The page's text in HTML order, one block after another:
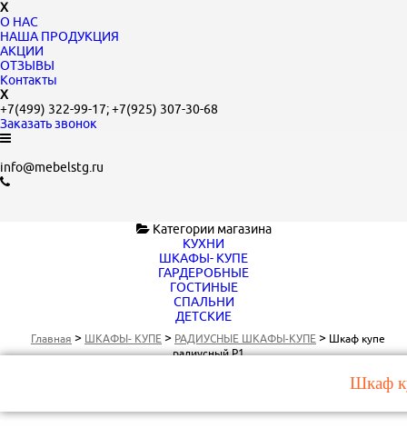
X
О НАС
НАША ПРОДУКЦИЯ
АКЦИИ
ОТЗЫВЫ
Контакты
X
+7(499) 322-99-17;+7(925) 307-30-68
Заказать звонок
info@mebelstg.ru
Категории магазина
КУХНИ
ШКАФЫ- КУПЕ
ГАРДЕРОБНЫЕ
ГОСТИНЫЕ
СПАЛЬНИ
ДЕТСКИЕ
Главная > ШКАФЫ- КУПЕ > РАДИУСНЫЕ ШКАФЫ-КУПЕ > Шкаф купе
радиусный Р1
Шкаф